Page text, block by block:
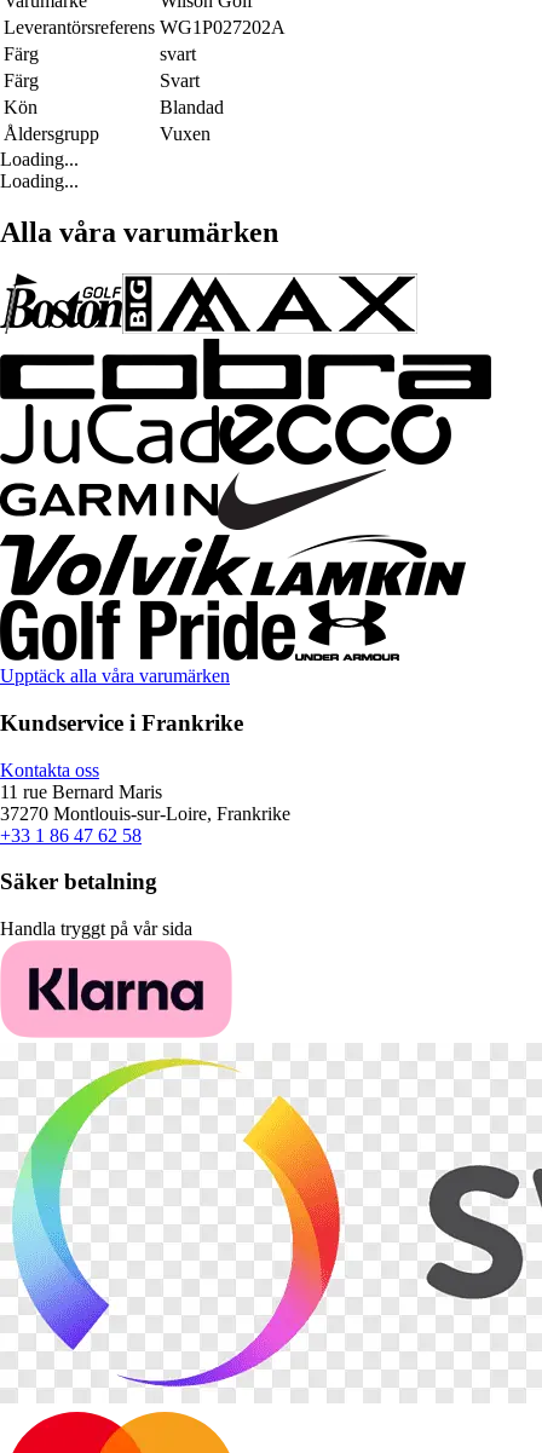
Leverantörsreferens WG1P027202A
Färg
svart
Färg
Svart
Kön
Blandad
Åldersgrupp
Vuxen
Loading...
Loading...
Alla våra varumärken
Upptäck alla våra varumärken
Kundservice i Frankrike
Kontakta oss
11 rue Bernard Maris
37270 Montlouis-sur-Loire, Frankrike
+33 1 86 47 62 58
Säker betalning
Handla tryggt på vår sida